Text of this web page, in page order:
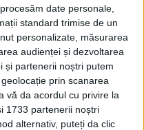
date personale,
standard trimise de un
personalizate, măsurarea
audienței și dezvoltarea
și partenerii noștri putem
prin scanarea
vă da acordul cu privire la
1733 partenerii noștri
alternativ, puteți da clic